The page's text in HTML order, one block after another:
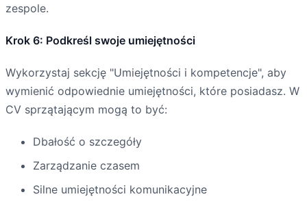
zespole.
Krok 6: Podkreśl swoje umiejętności
Wykorzystaj sekcję "Umiejętności i kompetencje", aby
wymienić odpowiednie umiejętności, które posiadasz. W
CV sprzątającym mogą to być:
Dbałość o szczegóły
Zarządzanie czasem
Silne umiejętności komunikacyjne